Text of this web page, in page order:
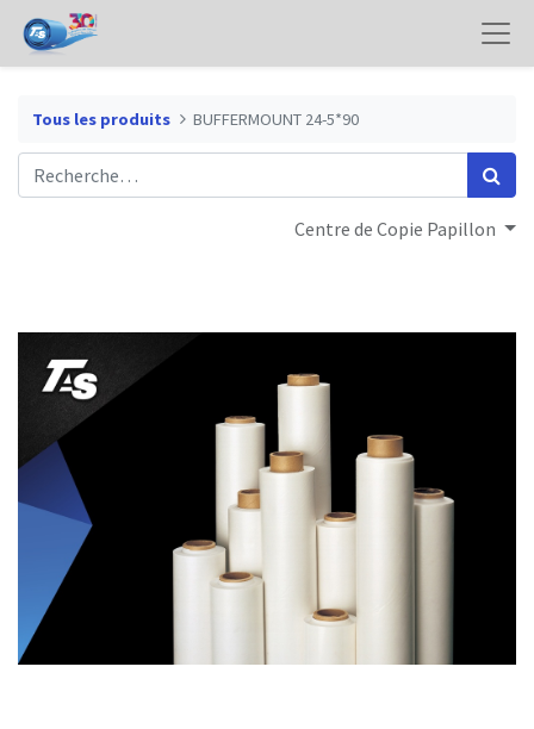
Tous les produits BUFFERMOUNT 24-5*90
Centre de Copie Papillon